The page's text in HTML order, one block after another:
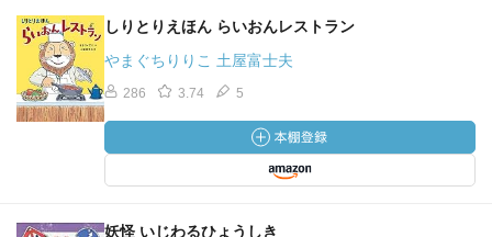
しりとりえほん らいおんレストラン
やまぐちりりこ 土屋富士夫
286 3.74 5
妖怪 いじわるひょうしき